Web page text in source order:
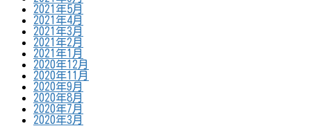
2021年5月
2021年4月
2021年3月
2021年2月
2021年1月
2020年12月
2020年11月
2020年9月
2020年8月
2020年7月
2020年3月